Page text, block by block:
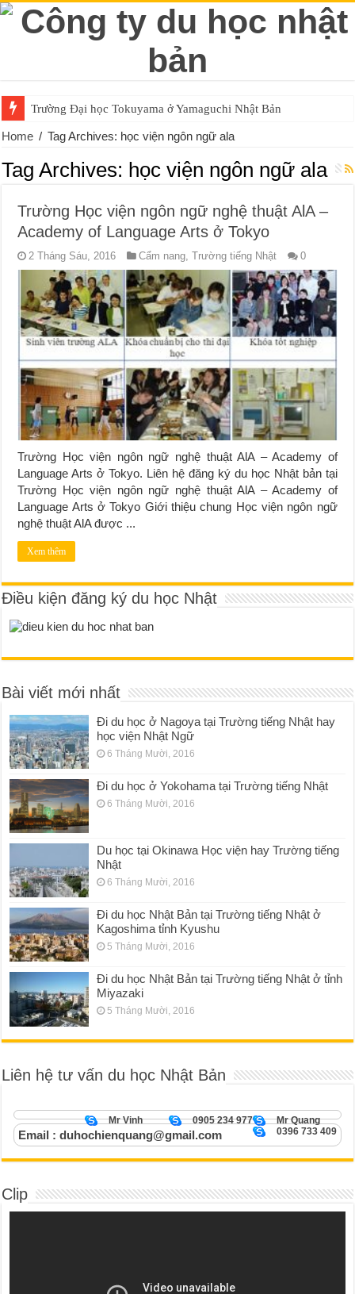
Trường Đại học Tokuyama ở Yamaguchi Nhật Bản
Home / Tag Archives: học viện ngôn ngữ ala
Tag Archives: học viện ngôn ngữ ala
Trường Học viện ngôn ngữ nghệ thuật AlA –
Academy of Language Arts ở Tokyo
2 Tháng Sáu, 2016 Cẩm nang,Trường tiếng Nhật 0
Trường Học viện ngôn ngữ nghệ thuật AlA – Academy of
Language Arts ở Tokyo. Liên hệ đăng ký du học Nhật bản tại
Trường Học viện ngôn ngữ nghệ thuật AlA – Academy of
Language Arts ở Tokyo Giới thiệu chung Học viện ngôn ngữ
nghệ thuật AlA được ...
Xem thêm
Điều kiện đăng ký du học Nhật
Bài viết mới nhất
Đi du học ở Nagoya tại Trường tiếng Nhật hay
học viện Nhật Ngữ
6 Tháng Mười, 2016
Đi du học ở Yokohama tại Trường tiếng Nhật
6 Tháng Mười, 2016
Du học tại Okinawa Học viện hay Trường tiếng
Nhật
6 Tháng Mười, 2016
Đi du học Nhật Bản tại Trường tiếng Nhật ở
Kagoshima tỉnh Kyushu
5 Tháng Mười, 2016
Đi du học Nhật Bản tại Trường tiếng Nhật ở tỉnh
Miyazaki
5 Tháng Mười, 2016
Liên hệ tư vấn du học Nhật Bản
Mr Quang
0905 234 977
Mr Vinh
0396 733 409
Email : duhochienquang@gmail.com
Clip